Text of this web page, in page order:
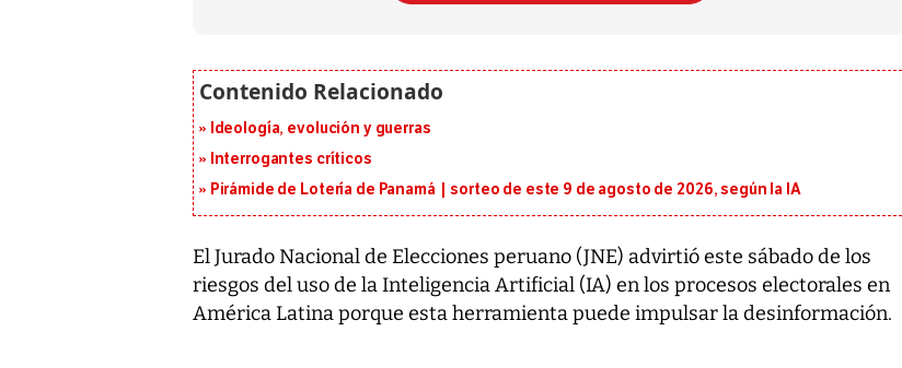
Ideología, evolución y guerras
Interrogantes críticos
Pirámide de Lotería de Panamá | sorteo de este 9 de agosto de 2026, según la IA
El Jurado Nacional de Elecciones peruano (JNE) advirtió este sábado de los
riesgos del uso de la Inteligencia Artificial (IA) en los procesos electorales en
América Latina porque esta herramienta puede impulsar la desinformación.